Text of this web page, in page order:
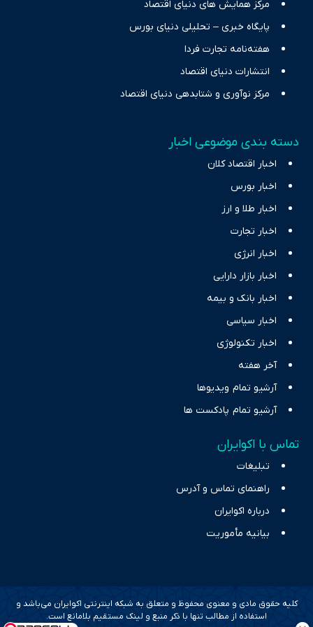
مرکز همایش های دنیای اقتصاد
پایگاه خبری – تحلیلی دنیای بورس
هفته‌نامه تجارت فردا
انتشارات دنیای اقتصاد
مرکز نوآوری و شتابدهی دنیای اقتصاد
دسته بندی موضوعی اخبار
اخبار اقتصاد کلان
اخبار بورس
اخبار طلا و ارز
اخبار تجارت
اخبار انرژی
اخبار بازار دارایی
اخبار بانک و بیمه
اخبار سیاسی
اخبار تکنولوژی
آخر هفته
آرشیو تمام ویدیوها
آرشیو تمام پادکست ها
تماس با اکوایران
تبلیغات
راهنمای تماس و آدرس
درباره اکوایران
بیانیه مأموریت
کلیه حقوق مادی و معنوی محفوظ و متعلق به شبکه اینترنتی اکوایران می‌باشد و
استفاده از مطالب تنها با ذکر منبع و لینک مستقیم بلامانع است.